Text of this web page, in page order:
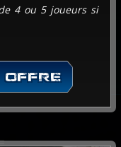
4 ou 5 joueurs si